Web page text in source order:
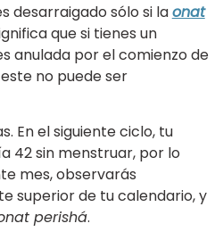
desarraigado sólo si laonat
que si tienes un
anulada por el comienzo de
no puede ser
En el siguiente ciclo, tu
42 sin menstruar, por lo
mes, observarás
superior de tu calendario, y
perishá.